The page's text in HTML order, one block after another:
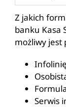
Z jakich
banku Kasa
możliwy jest
Infolinię
Serwis